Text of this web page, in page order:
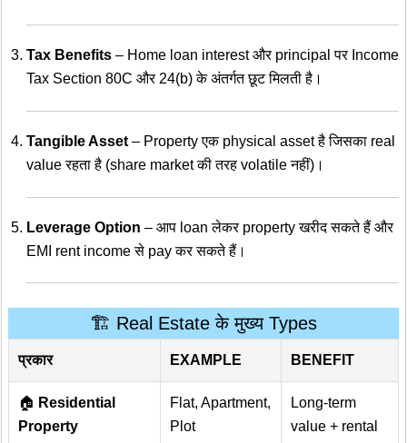
Tax Benefits – Home loan interest और principal पर Income
Tax Section 80C और 24(b) के अंतर्गत छूट मिलती है।
Tangible Asset – Property एक physical asset है जिसका real
value रहता है (share market की तरह volatile नहीं)।
Leverage Option – आप loan लेकर property खरीद सकते हैं और
EMI rent income से pay कर सकते हैं।
🏗️ Real Estate के मुख्य Types
प्रकार EXAMPLE BENEFIT
🏠 Residential
Property
Flat, Apartment,
Plot
Long-term
value + rental